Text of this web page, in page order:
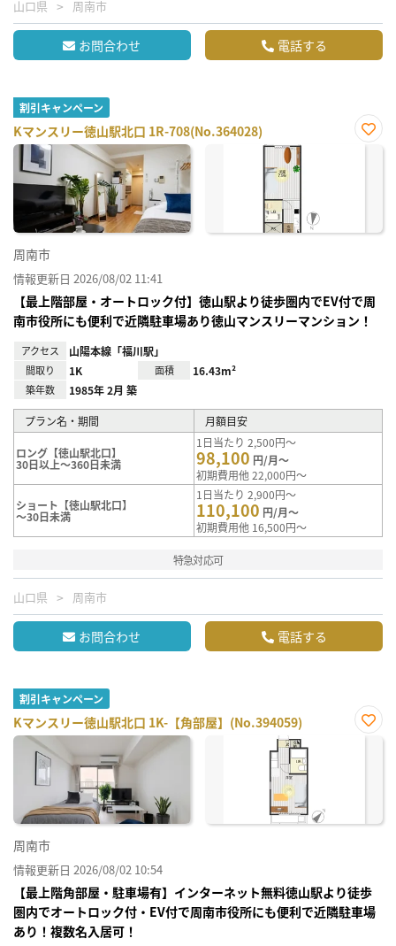
山口県 周南市
お問合わせ 電話する
割引キャンペーン
Kマンスリー徳山駅北口 1R-708(No.364028)
お気
周南市
情報更新日 2026/08/02 11:41
【最上階部屋・オートロック付】徳山駅より徒歩圏内でEV付で周
南市役所にも便利で近隣駐車場あり徳山マンスリーマンション！
アクセス 山陽本線「福川駅」
間取り 1K 面積 16.43m²
築年数 1985年 2月 築
プラン名・期間 月額目安
ロング【徳山駅北口】
30日以上～360日未満
1日当たり 2,500円～
98,100 円/月～
初期費用他 22,000円～
ショート【徳山駅北口】
～30日未満
1日当たり 2,900円～
110,100 円/月～
初期費用他 16,500円～
特急対応可
山口県 周南市
お問合わせ 電話する
割引キャンペーン
Kマンスリー徳山駅北口 1K-【角部屋】(No.394059)
お気
周南市
情報更新日 2026/08/02 10:54
【最上階角部屋・駐車場有】インターネット無料徳山駅より徒歩
圏内でオートロック付・EV付で周南市役所にも便利で近隣駐車場
あり！複数名入居可！